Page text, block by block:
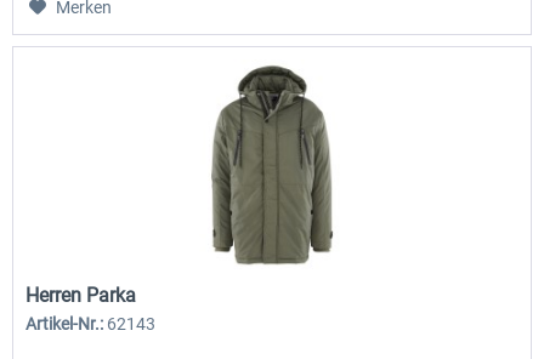
Merken
Herren Parka
Artikel-Nr.: 62143